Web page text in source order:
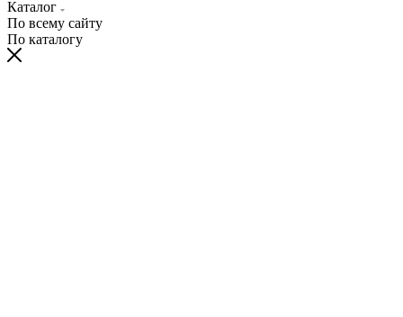
Каталог
По всему сайту
По каталогу